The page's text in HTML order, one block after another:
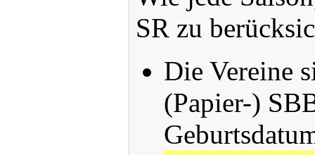
SR zu
Die Vereine
(Papier-)